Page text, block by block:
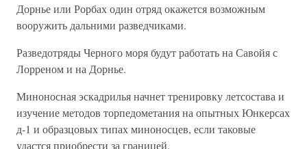
Дорнье или Рорбах один отряд окажется возможным
вооружить дальними разведчиками.
Разведотряды Черного моря будут работать на Савойя с
Лорреном и на Дорнье.
Миноносная эскадрилья начнет тренировку летсостава и
изучение методов торпедометания на опытных Юнкерсах
д-1 и образцовых типах миноносцев, если таковые
удастся приобрести за границей.